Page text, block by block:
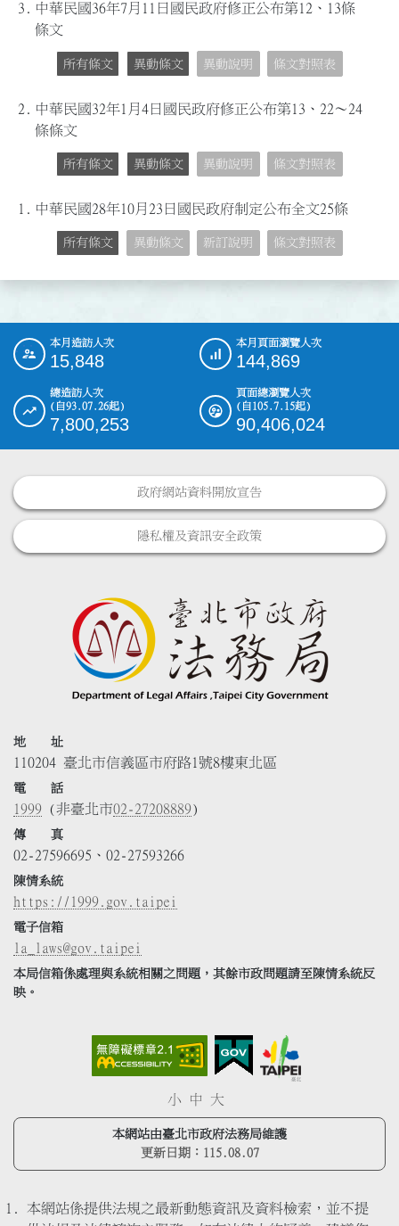
3. 中華民國36年7月11日國民政府修正公布第12、13條
條文
所有條文 異動條文 異動說明 條文對照表
2.
中華民國32年1月4日國民政府修正公布第13、22～24
條條文
所有條文 異動條文 異動說明 條文對照表
1. 中華民國28年10月23日國民政府制定公布全文25條
所有條文 異動條文 新訂說明 條文對照表
::: 本月造訪人次
15,848
本月頁面瀏覽人次
144,869
總造訪人次
(自93.07.26起)
7,800,253
頁面總瀏覽人次
(自105.7.15起)
90,406,024
政府網站資料開放宣告
隱私權及資訊安全政策
地 址
110204 臺北市信義區市府路1號8樓東北區
電 話
1999 (非臺北市02-27208889)
傳 真
02-27596695、02-27593266
陳情系統
https://1999.gov.taipei
電子信箱
la_laws@gov.taipei
本局信箱係處理與系統相關之問題，其餘市政問題請至陳情系統反
映。
小 中 大
本網站由臺北市政府法務局維護
更新日期： 115.08.07
本網站係提供法規之最新動態資訊及資料檢索，並不提